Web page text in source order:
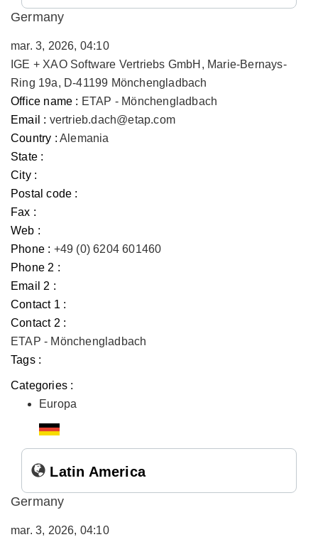
Germany
mar. 3, 2026, 04:10
IGE + XAO Software Vertriebs GmbH, Marie-Bernays-
Ring 19a, D-41199 Mönchengladbach
Office name : ETAP - Mönchengladbach
Email : vertrieb.dach@etap.com
Country : Alemania
State :
City :
Postal code :
Fax :
Web :
Phone : +49 (0) 6204 601460
Phone 2 :
Email 2 :
Contact 1 :
Contact 2 :
ETAP - Mönchengladbach
Tags :
Categories :
Europa
Latin America
Germany
mar. 3, 2026, 04:10